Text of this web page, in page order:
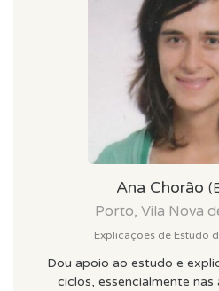
Ana Chorão
Porto, Vila Nova
Explicações de Estudo
Dou apoio ao estudo e
ciclos, essencialmente nas